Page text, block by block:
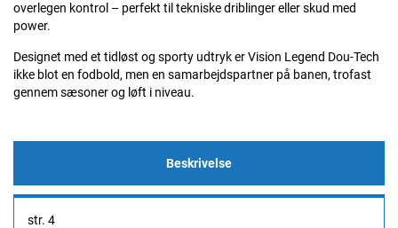
overlegen kontrol – perfekt til tekniske driblinger eller skud med
power.
Designet med et tidløst og sporty udtryk er Vision Legend Dou-Tech
ikke blot en fodbold, men en samarbejdspartner på banen, trofast
gennem sæsoner og løft i niveau.
Beskrivelse
str. 4